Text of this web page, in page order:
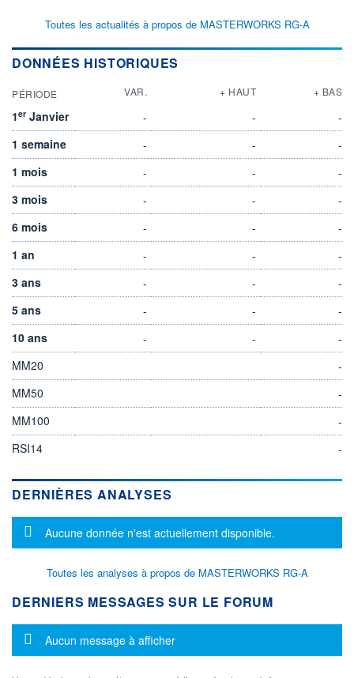
Toutes les actualités à propos de MASTERWORKS RG-A
DONNÉES HISTORIQUES
PÉRIODE VAR. + HAUT + BAS
1er Janvier - -
-
1 semaine
- -
-
1 mois
- -
-
3 mois
- -
-
6 mois
- -
-
1 an
- -
-
3 ans
- -
-
5 ans
- -
-
10 ans
- -
-
MM20
-
MM50
-
MM100
-
RSI14
-
DERNIÈRES ANALYSES
Message d'information
Aucune donnée n'est actuellement disponible.
Toutes les analyses à propos de MASTERWORKS RG-A
DERNIERS MESSAGES SUR LE FORUM
Message d'information
Aucun message à afficher